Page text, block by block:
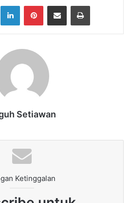
LinkedInPinterestShare via Email Print
Setiawan
Ketinggalan